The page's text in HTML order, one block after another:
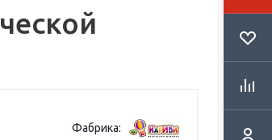
Фабрика: